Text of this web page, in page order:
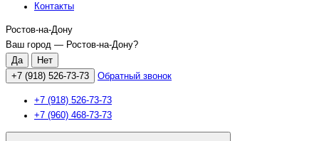
Контакты
Ростов-на-Дону
Ваш город — Ростов-на-Дону?
+7 (918) 526-73-73 Обратный звонок
+7 (918) 526-73-73
+7 (960) 468-73-73